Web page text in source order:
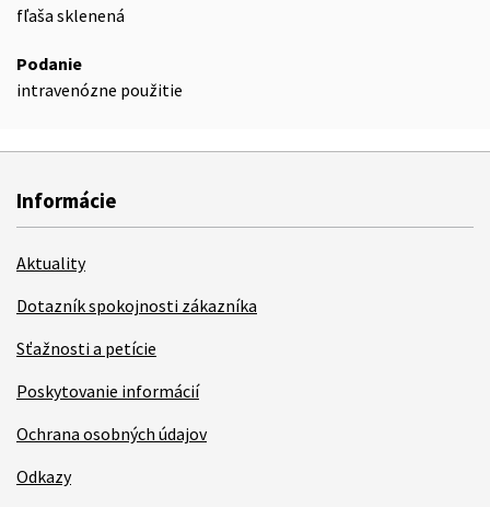
fľaša sklenená
Podanie
intravenózne použitie
Informácie
Aktuality
Dotazník spokojnosti zákazníka
Sťažnosti a petície
Poskytovanie informácií
Ochrana osobných údajov
Odkazy